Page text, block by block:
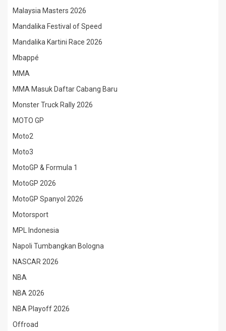
Malaysia Masters 2026
Mandalika Festival of Speed
Mandalika Kartini Race 2026
Mbappé
MMA
MMA Masuk Daftar Cabang Baru
Monster Truck Rally 2026
MOTO GP
Moto2
Moto3
MotoGP & Formula 1
MotoGP 2026
MotoGP Spanyol 2026
Motorsport
MPL Indonesia
Napoli Tumbangkan Bologna
NASCAR 2026
NBA
NBA 2026
NBA Playoff 2026
Offroad